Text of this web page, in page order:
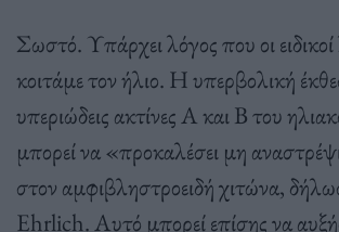
Σωστό. Υπάρχει λόγος που οι
κοιτάμε τον ήλιο. Η υπερβολική
υπεριώδεις ακτίνες Α και Β του
μπορεί να «προκαλέσει μη
στον αμφιβληστροειδή χιτώνα,
Ehrlich. Αυτό μπορεί επίσης να